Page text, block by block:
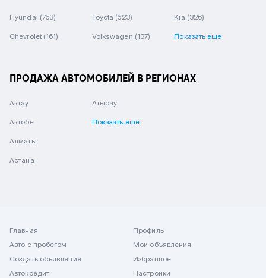
Hyundai (753) Toyota (523) Kia (326)
Chevrolet (161) Volkswagen (137) Показать еще
ПРОДАЖА АВТОМОБИЛЕЙ В РЕГИОНАХ
Актау
Актобе
Алматы
Астана
Атырау
Показать еще
Главная
Авто с пробегом
Создать объявление
Автокредит
Профиль
Мои объявления
Избранное
Настройки